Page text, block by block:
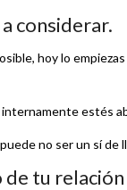
considerar.
hoy lo
estés
no ser un sí de
de tu